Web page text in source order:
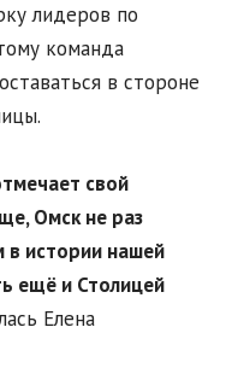
лидеров по
команда
в стороне
свой
Омск не раз
в истории нашей
ещё и Столицей
Елена